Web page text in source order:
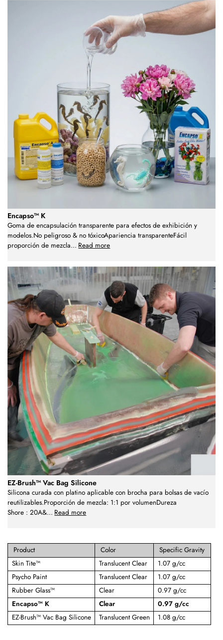
Encapso™ K
Goma de encapsulación transparente para efectos de exhibición y
modelos.No peligroso & no tóxicoApariencia transparenteFácil
proporción de mezcla... Read more
EZ-Brush™ Vac Bag Silicone
Silicona curada con platino aplicable con brocha para bolsas de vacío
reutilizables.Proporción de mezcla: 1:1 por volumenDureza
Shore : 20A&... Read more
Product Color
Specific Gravity
Skin Tite™
Translucent Clear
1.07 g/cc
Psycho Paint
Translucent Clear
1.07 g/cc
Rubber Glass™
Clear
0.97 g/cc
Encapso™ K
Clear
0.97 g/cc
EZ-Brush™ Vac Bag Silicone
Translucent Green 1.08 g/cc